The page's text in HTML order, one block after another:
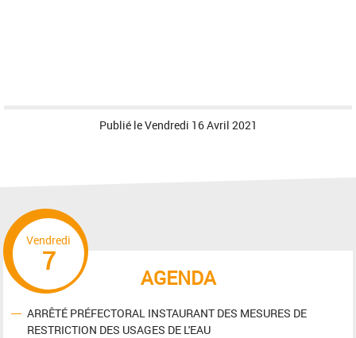
Publié leVendredi 16 Avril 2021
AGENDA
Vendredi
7
ARRÊTÉ PRÉFECTORAL INSTAURANT DES MESURES DE
RESTRICTION DES USAGES DE L'EAU